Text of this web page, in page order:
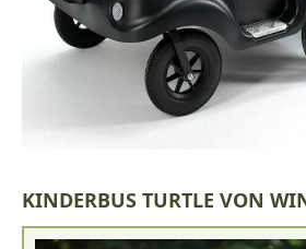
KINDERBUS TURTLE VON